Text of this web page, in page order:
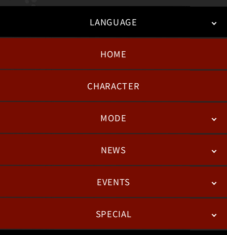
LANGUAGE
English
HOME
CHARACTER
MODE
BATTLENEWS
패치노트
EVENTS
ESPORTS
SPECIAL